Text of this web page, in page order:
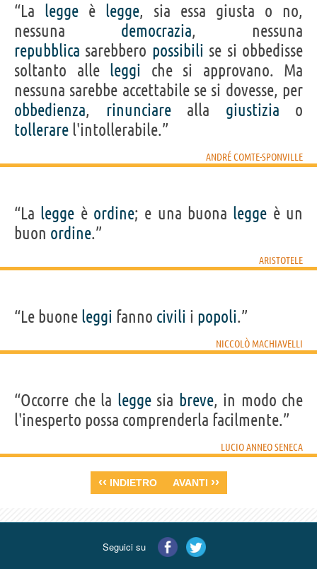
“La legge è legge, sia essa giusta o no,
nessuna democrazia, nessuna
repubblica sarebbero possibili se si obbedisse
soltanto alle leggi che si approvano. Ma
nessuna sarebbe accettabile se si dovesse, per
obbedienza, rinunciarealla giustizia o
tollerare l'intollerabile.”
ANDRÉ COMTE-SPONVILLE
“La legge è ordine; e una buona legge è un
buon ordine.”
ARISTOTELE
“Le buone leggi fanno civili i popoli.”
NICCOLÒ MACHIAVELLI
“Occorre che la leggesia breve, in modo che
l'inesperto possa comprenderla facilmente.”
LUCIO ANNEO SENECA
‹‹ INDIETRO AVANTI ››
Seguici su